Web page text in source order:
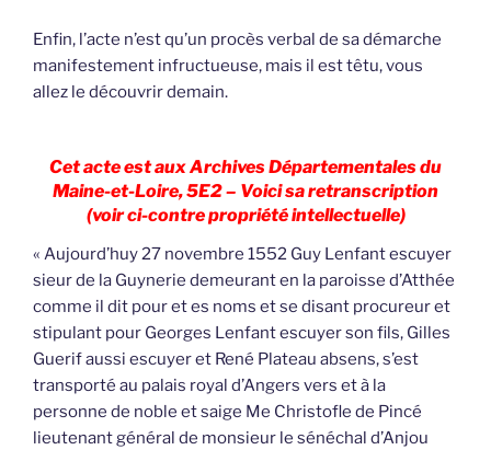
Enfin, l’acte n’est qu’un procès verbal de sa démarche
manifestement infructueuse, mais il est têtu, vous
allez le découvrir demain.
Cet acte est aux Archives Départementales du
Maine-et-Loire, 5E2 – Voici sa retranscription
(voir ci-contre propriété intellectuelle)
« Aujourd’huy 27 novembre 1552 Guy Lenfant escuyer
sieur de la Guynerie demeurant en la paroisse d’Atthée
comme il dit pour et es noms et se disant procureur et
stipulant pour Georges Lenfant escuyer son fils, Gilles
Guerif aussi escuyer et René Plateau absens, s’est
transporté au palais royal d’Angers vers et à la
personne de noble et saige Me Christofle de Pincé
lieutenant général de monsieur le sénéchal d’Anjou